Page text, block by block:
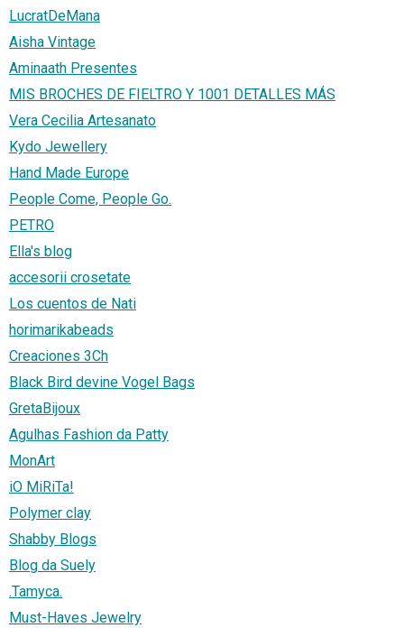
LucratDeMana
Aisha Vintage
Aminaath Presentes
MIS BROCHES DE FIELTRO Y 1001 DETALLES MÁS
Vera Cecilia Artesanato
Kydo Jewellery
Hand Made Europe
People Come, People Go.
PETRO
Ella's blog
accesorii crosetate
Los cuentos de Nati
horimarikabeads
Creaciones 3Ch
Black Bird devine Vogel Bags
GretaBijoux
Agulhas Fashion da Patty
MonArt
iO MiRiTa!
Polymer clay
Shabby Blogs
Blog da Suely
.Tamyca.
Must-Haves Jewelry